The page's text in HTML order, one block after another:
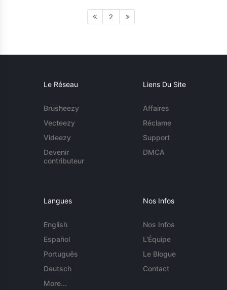
2
Le Réseau
Brusheezy
Vecteezy
Videezy
Devenir
contributeur
Liens Du Site
Affaires
Réclame
Support
DMCA
Langues
English
Español
Português
Deutsch
More...
Nos Infos
Nos Infos
L'Équipe
Le Blogue
Contact